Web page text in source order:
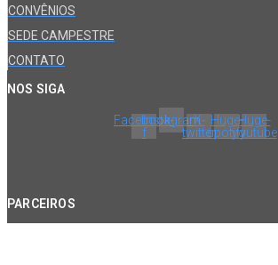
CONVÊNIOS
SEDE CAMPESTRE
CONTATO
NOS SIGA
Facebook-
f
InstagramX-
twitter
Huge-
spotify
Huge-
youtube
PARCEIROS